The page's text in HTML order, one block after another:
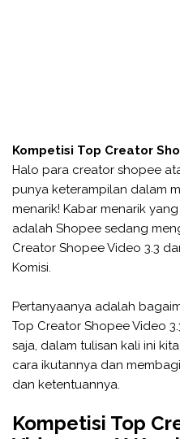
Kompetisi Top Creator
Halo para creator shopee
punya keterampilan dalam
menarik! Kabar menarik
adalah Shopee sedang
Creator Shopee Video 3.3
Komisi.
Pertanyaanya adalah
Top Creator Shopee Video
saja, dalam tulisan kali ini
cara ikutannya dan
dan ketentuannya.
Kompetisi Top